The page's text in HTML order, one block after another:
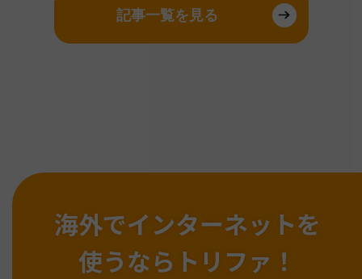
記事一覧を見る
海外でインターネットを
使うならトリファ！